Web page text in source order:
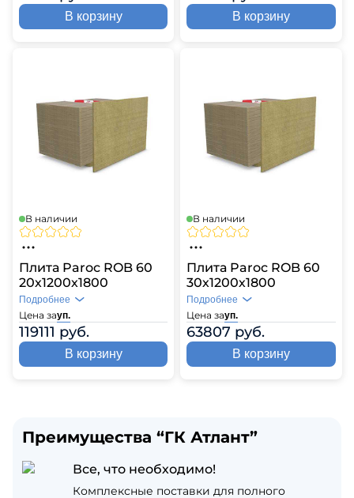
В корзину В корзину
В наличии
Плита Paroc ROB 60
20х1200х1800
Цена зауп.
119111 руб.
Подробнее
В корзину
В наличии
Плита Paroc ROB 60
30х1200х1800
Цена зауп.
63807 руб.
Подробнее
В корзину
Преимущества “ГК Атлант”
Все, что необходимо!
Комплексные поставки для полного